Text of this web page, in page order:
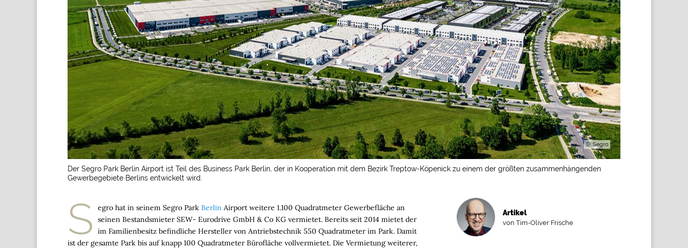
©: Segro
Der Segro Park Berlin Airport ist Teil des Business Park Berlin, der in Kooperation mit dem Bezirk Treptow-Köpenick zu einem der größten zusammenhängenden
Gewerbegebiete Berlins entwickelt wird.
S egro hat in seinem Segro ParkBerlin Airport weitere 1.100 Quadratmeter Gewerbefläche an
seinen Bestandsmieter SEW- Eurodrive GmbH & Co KG vermietet. Bereits seit 2014 mietet der
im Familienbesitz befindliche Hersteller von Antriebstechnik 550 Quadratmeter im Park. Damit
ist der gesamte Park bis auf knapp 100 Quadratmeter Bürofläche vollvermietet. Die Vermietung weiterer,
Artikel
von Tim-Oliver Frische